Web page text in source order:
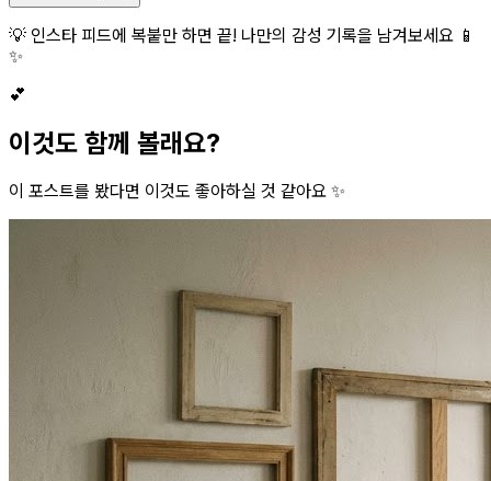
💡 인스타 피드에 복붙만 하면 끝! 나만의 감성 기록을 남겨보세요 📱
✨
💕
이것도 함께 볼래요?
이 포스트를 봤다면 이것도 좋아하실 것 같아요 ✨